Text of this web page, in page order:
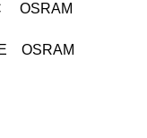
OSRAM
OSRAM